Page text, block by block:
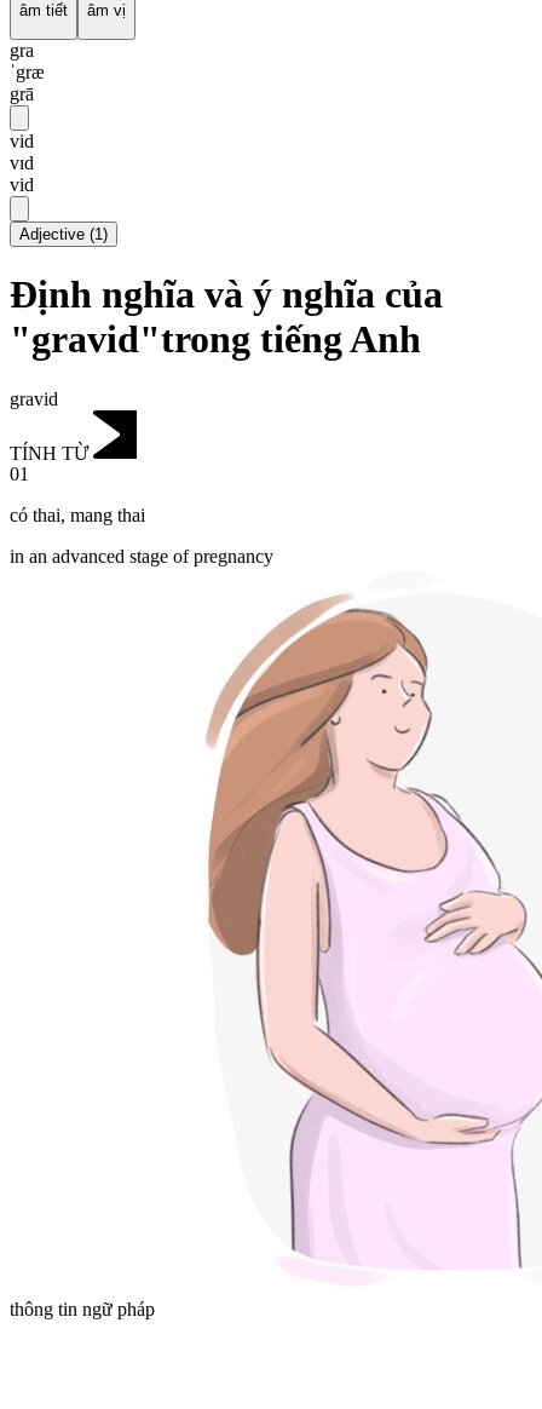
âm tiết âm vị
gra
ˈgræ
grā
vid
vɪd
vid
Adjective (1)
Định nghĩa và ý nghĩa của
"gravid"trong tiếng Anh
gravid
TÍNH TỪ
01
có thai, mang thai
in an advanced stage of pregnancy
thông tin ngữ pháp